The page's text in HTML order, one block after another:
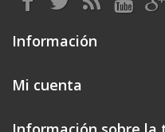
Información
Mi cuenta